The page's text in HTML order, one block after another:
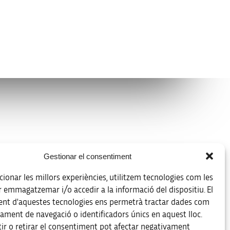
Gestionar el consentiment
les millors experiències, utilitzem tecnologies com les
emmagatzemar i/o accedir a la informació del dispositiu. El
d'aquestes tecnologies ens permetrà tractar dades com
de navegació o identificadors únics en aquest lloc.
o retirar el consentiment pot afectar negativament
la
Registro de actividades de tratamiento
Créditos
Accesibilidad